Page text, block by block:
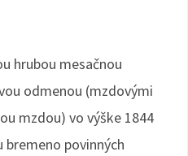
hrubou mesačnou
odmenou (mzdovými
mzdou) vo výške 1844
bremeno povinných